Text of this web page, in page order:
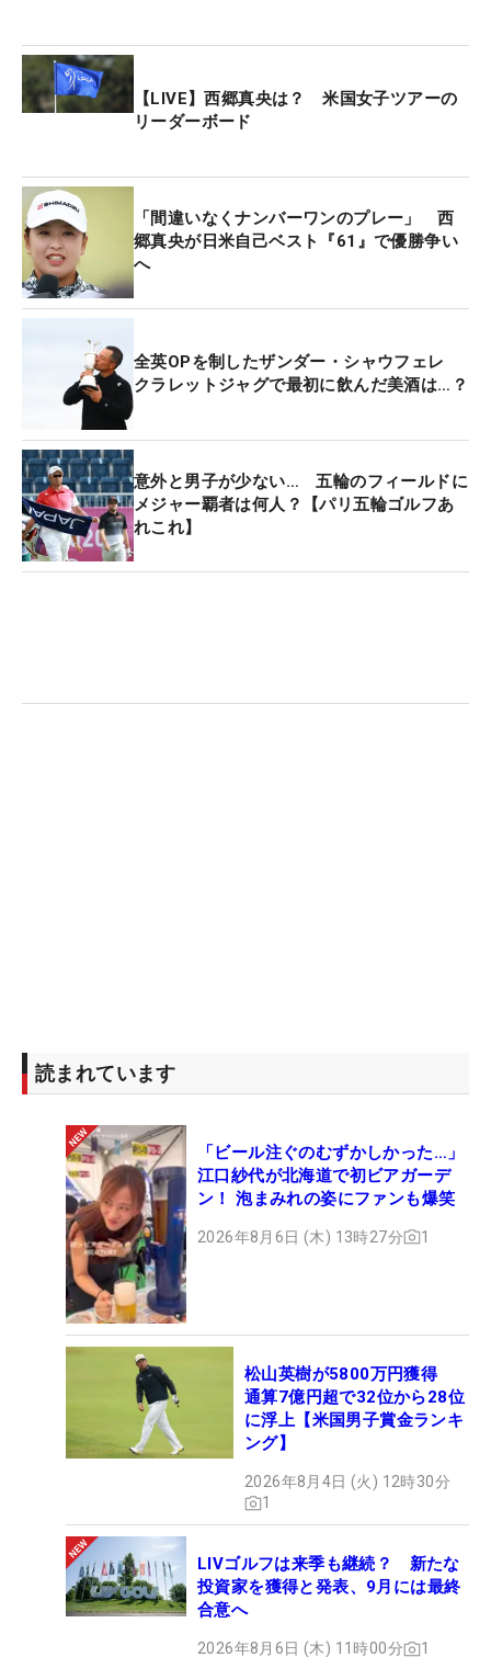
【LIVE】西郷真央は？ 米国女子ツアーの
リーダーボード
「間違いなくナンバーワンのプレー」 西
郷真央が日米自己ベスト『61』で優勝争い
へ
全英OPを制したザンダー・シャウフェレ
クラレットジャグで最初に飲んだ美酒は…？
意外と男子が少ない… 五輪のフィールドに
メジャー覇者は何人？【パリ五輪ゴルフあ
れこれ】
読まれています
「ビール注ぐのむずかしかった…」
江口紗代が北海道で初ビアガーデ
ン！ 泡まみれの姿にファンも爆笑
2026年8月6日 (木) 13時27分 1
松山英樹が5800万円獲得
通算7億円超で32位から28位
に浮上【米国男子賞金ランキ
ング】
2026年8月4日 (火) 12時30分
1
LIVゴルフは来季も継続？ 新たな
投資家を獲得と発表、9月には最終
合意へ
2026年8月6日 (木) 11時00分 1